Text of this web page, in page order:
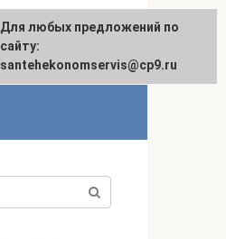
Для любых предложений по
сайту:
santehekonomservis@cp9.ru